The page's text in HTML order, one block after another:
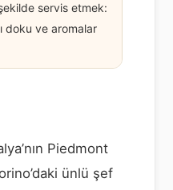
servis etmek:
doku ve aromalar
Piedmont
ünlü şef